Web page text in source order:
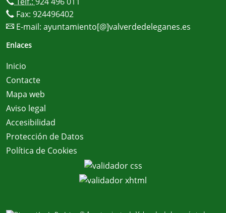
Fax: 924496402
E-mail: ayuntamiento[@]valverdedeleganes.es
Enlaces
Inicio
Contacte
Mapa web
Aviso legal
Accesibilidad
Protección de Datos
Política de Cookies